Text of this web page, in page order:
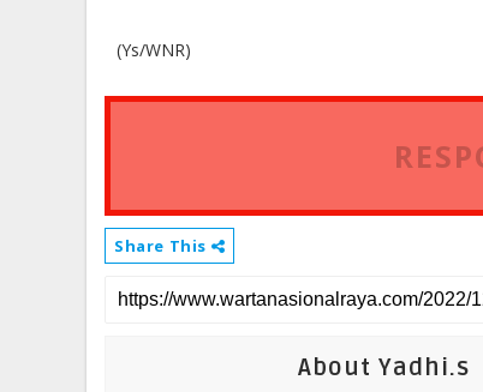
(Ys/WNR)
Share This
About Yadhi.s